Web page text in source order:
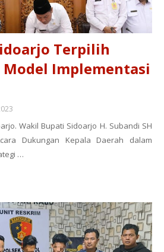
Terpilih
Model Implementasi
Wakil Bupati Sidoarjo H. Subandi SH
Dukungan Kepala Daerah dalam
…